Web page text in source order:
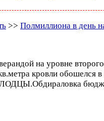
>> Полмиллиона в день
на уровне
кровли обошелся